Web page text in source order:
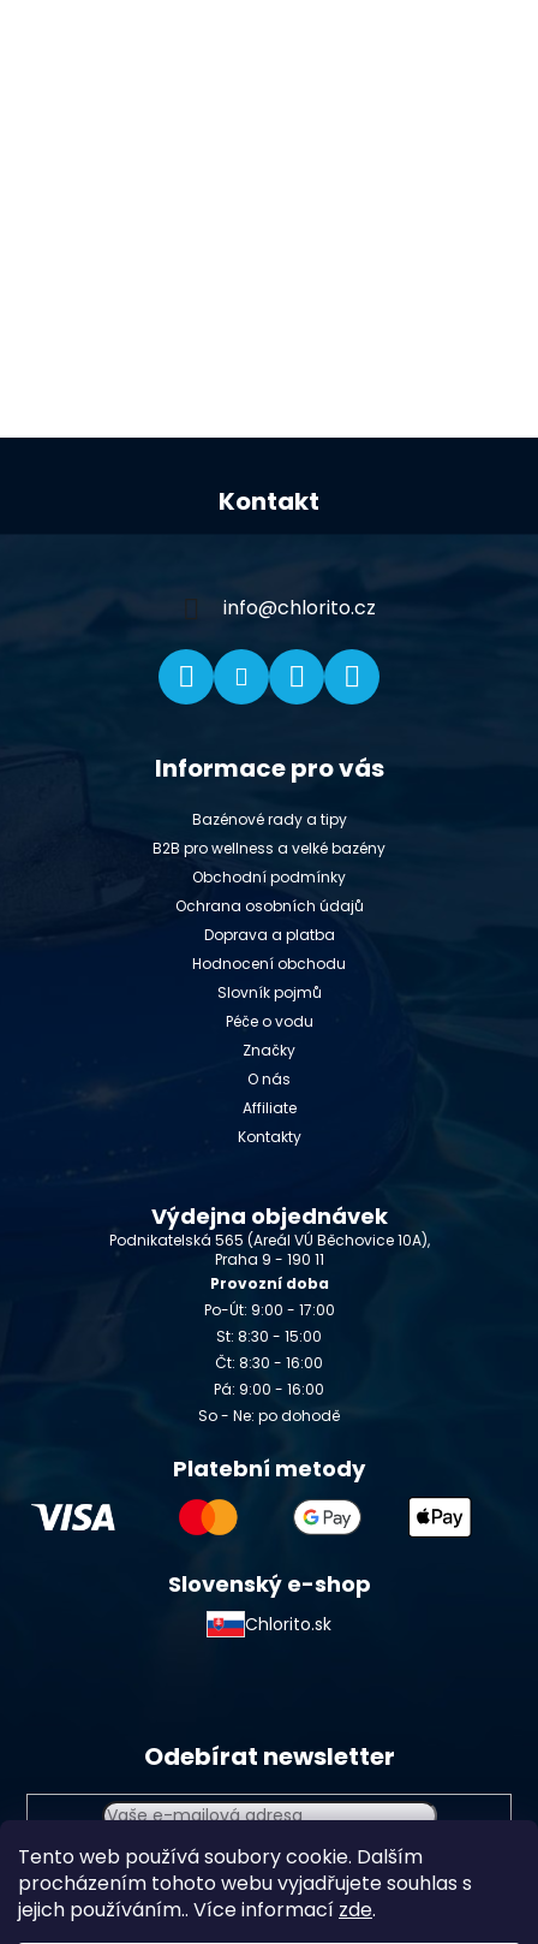
Tento web používá soubory cookie. Dalším
procházením tohoto webu vyjadřujete souhlas s
jejich používáním.. Více informací zde.
Z
Kontakt
info@chlorito.cz
Informace pro vás
Bazénové rady a tipy
B2B pro wellness a velké bazény
Obchodní podmínky
Ochrana osobních údajů
Doprava a platba
Hodnocení obchodu
Slovník pojmů
Péče o vodu
Značky
O nás
Affiliate
Kontakty
Výdejna objednávek
Podnikatelská 565 (Areál VÚ Běchovice 10A),
Praha 9 - 190 11
Provozní doba
Po-Út: 9:00 - 17:00
St: 8:30 - 15:00
Čt: 8:30 - 16:00
Pá: 9:00 - 16:00
So - Ne: po dohodě
Platební metody
Slovenský e-shop
Chlorito.sk
Odebírat newsletter
Vložením e-mailu souhlasíte s podmínkami ochrany
osobních údajů